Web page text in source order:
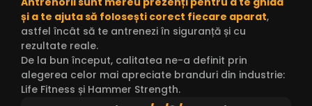
și a te ajuta să folosești corect fiecare aparat,
astfel încât să te antrenezi în siguranță și cu
rezultate reale.
De la bun început, calitatea ne-a definit prin
alegerea celor mai apreciate branduri din industrie:
Life Fitness și Hammer Strength.